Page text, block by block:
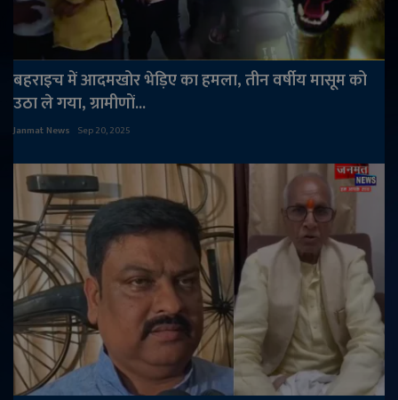
बहराइच में आदमखोर भेड़िए का हमला, तीन वर्षीय मासूम को
उठा ले गया, ग्रामीणों...
Janmat News Sep 20, 2025